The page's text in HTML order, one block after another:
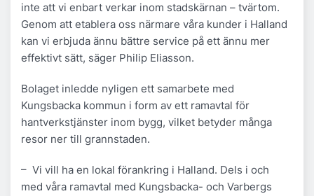
inte att vi enbart verkar inom stadskärnan – tvärtom.
Genom att etablera oss närmare våra kunder i Halland
kan vi erbjuda ännu bättre service på ett ännu mer
effektivt sätt, säger Philip Eliasson.
Bolaget inledde nyligen ett samarbete med
Kungsbacka kommun i form av ett ramavtal för
hantverkstjänster inom bygg, vilket betyder många
resor ner till grannstaden.
– Vi vill ha en lokal förankring i Halland. Dels i och
med våra ramavtal med Kungsbacka- och Varbergs